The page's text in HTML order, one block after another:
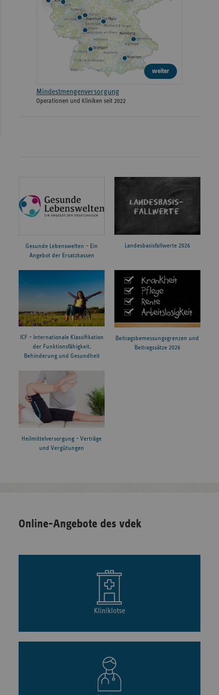
weiter
Mindestmengenversorgung
Operationen und Kliniken seit 2022
Gesunde Lebenswelten – Ein
Angebot der Ersatzkassen
Landesbasisfallwerte 2026
ICF – Internationale Klassifikation
der Funktionsfähigkeit,
Behinderung und Gesundheit
Beitragsbemessungsgrenzen und
Beitragssätze 2026
Heilmittelversorgung – Verträge
und Vergütungen
Online-Angebote des vdek
Kliniklotse